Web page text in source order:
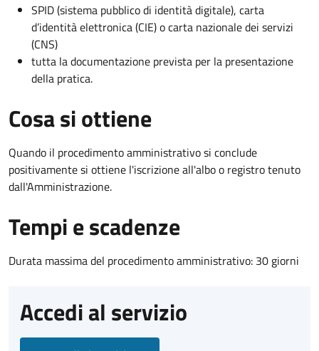
SPID (sistema pubblico di identità digitale), carta
d’identità elettronica (CIE) o carta nazionale dei servizi
(CNS)
tutta la documentazione prevista per la presentazione
della pratica.
Cosa si ottiene
Quando il procedimento amministrativo si conclude
positivamente si ottiene l'iscrizione all'albo o registro tenuto
dall'Amministrazione.
Tempi e scadenze
Durata massima del procedimento amministrativo: 30 giorni
Accedi al servizio